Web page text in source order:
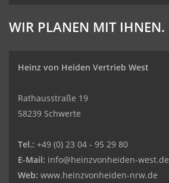
WIR PLANEN MIT IHNEN.
Heinz von Heiden Vertrieb West
Rathausstraße 19
58239 Schwerte
Tel.: +49 (0) 23 04 - 95 29 80
E-Mail: info@heinzvonheiden-west.de
Web: www.heinzvonheiden-nrw.de